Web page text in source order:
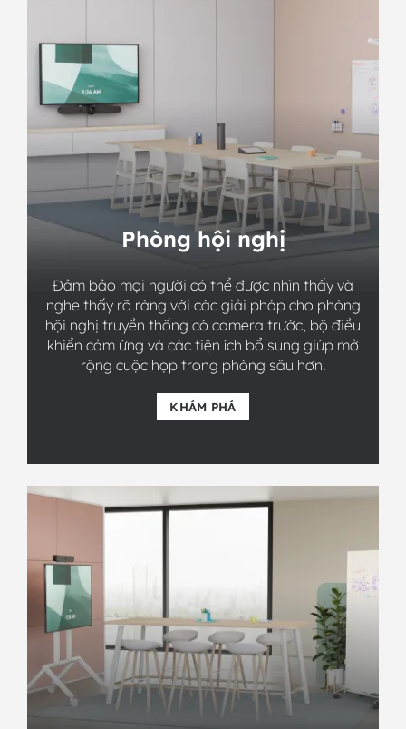
Phòng hội nghị
Đảm bảo mọi người có thể được nhìn thấy và
nghe thấy rõ ràng với các giải pháp cho phòng
hội nghị truyền thống có camera trước, bộ điều
khiển cảm ứng và các tiện ích bổ sung giúp mở
rộng cuộc họp trong phòng sâu hơn.
KHÁM PHÁ